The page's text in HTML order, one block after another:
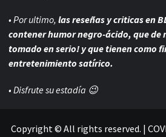
• Por ultimo, las reseñas y criticas en
contener humor negro-ácido, que de
tomado en serio! y que tienen como
entretenimiento satírico.
• Disfrute su estadía 😉
Copyright © All rights reserved. |